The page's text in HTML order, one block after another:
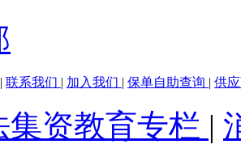
| 联系我们 | 加入我们 | 保单自助查询 | 供
集资教育专栏 |